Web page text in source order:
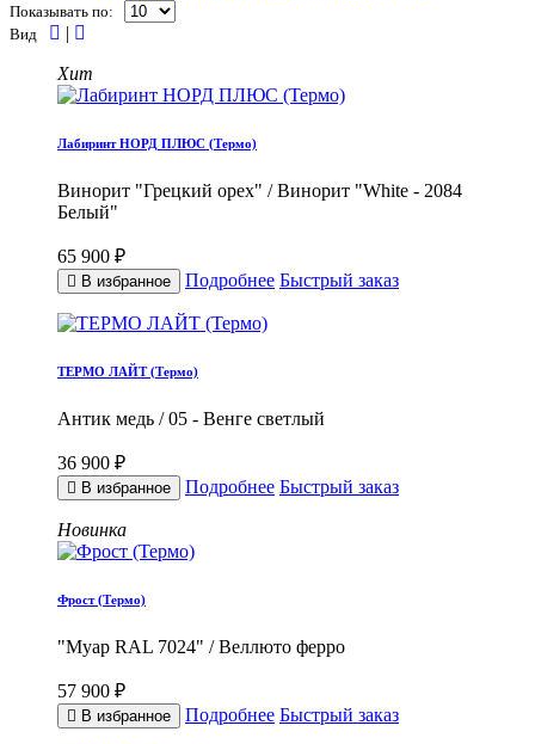
Показывать по:
Вид
|
Хит
Лабиринт НОРД ПЛЮС (Термо)
Винорит "Грецкий орех" / Винорит "White - 2084
Белый"
65 900 ₽
В избранное Подробнее Быстрый заказ
ТЕРМО ЛАЙТ (Термо)
Антик медь / 05 - Венге светлый
36 900 ₽
В избранное Подробнее Быстрый заказ
Новинка
Фрост (Термо)
"Муар RAL 7024" / Веллюто ферро
57 900 ₽
В избранное Подробнее Быстрый заказ